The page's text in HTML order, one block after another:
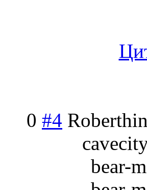
0 #4
bear-